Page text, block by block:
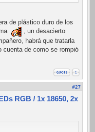
de plástico duro de los
, un desacierto
habrá que tratarla
cuenta de como se rompió
#27
RGB / 1x 18650, 2x